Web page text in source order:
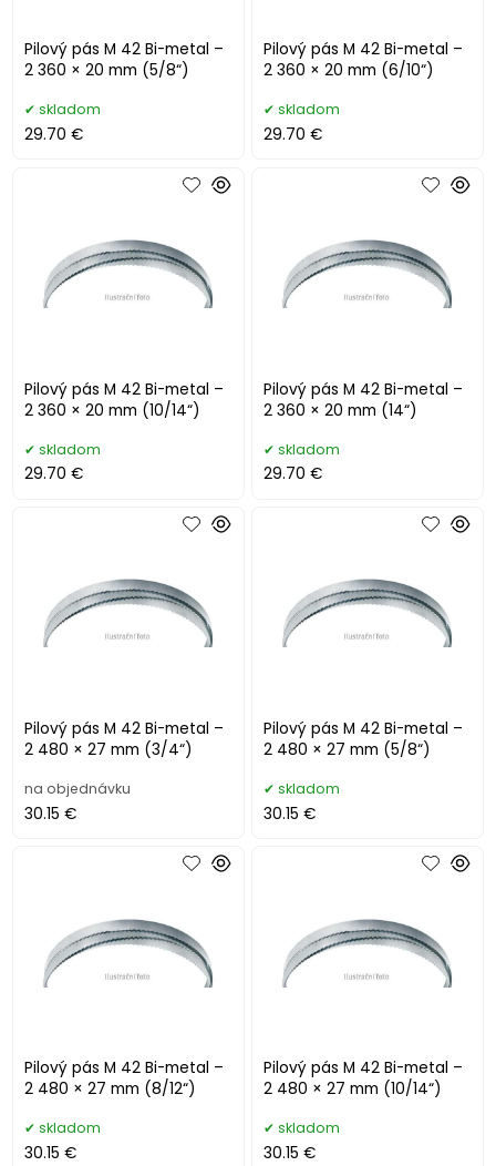
Pilový pás M 42 Bi-metal –
2 360 × 20 mm (5/8“)
skladom
29.70 €
Pilový pás M 42 Bi-metal –
2 360 × 20 mm (6/10“)
skladom
29.70 €
Pilový pás M 42 Bi-metal –
2 360 × 20 mm (10/14“)
skladom
29.70 €
Pilový pás M 42 Bi-metal –
2 360 × 20 mm (14“)
skladom
29.70 €
Pilový pás M 42 Bi-metal –
2 480 × 27 mm (3/4“)
na objednávku
30.15 €
Pilový pás M 42 Bi-metal –
2 480 × 27 mm (5/8“)
skladom
30.15 €
Pilový pás M 42 Bi-metal –
2 480 × 27 mm (8/12“)
skladom
30.15 €
Pilový pás M 42 Bi-metal –
2 480 × 27 mm (10/14“)
skladom
30.15 €